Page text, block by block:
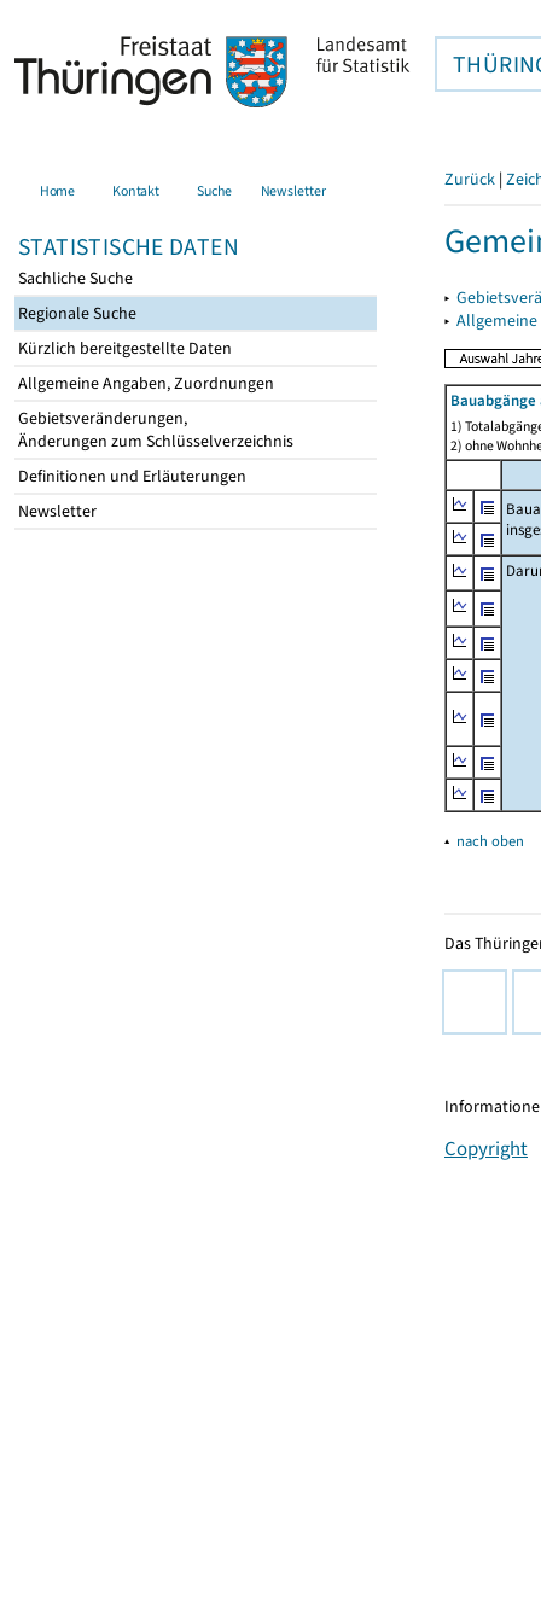
Home Kontakt Suche Newsletter
STATISTISCHE DATEN
Sachliche Suche
Regionale Suche
Kürzlich bereitgestellte Daten
Allgemeine Angaben, Zuordnungen
Gebietsveränderungen,
Änderungen zum Schlüsselverzeichnis
Definitionen und Erläuterungen
Newsletter
Zurück |
▸
▸
1)
2) ohne
▴ nach oben
Das
Copyright